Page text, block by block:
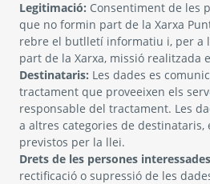
Legitimació: Consentiment de les
que no formin part de la Xarxa
rebre el butlletí informatiu i, per a
part de la Xarxa, missió realitzada
Destinataris: Les dades es
tractament que proveeixen els
responsable del tractament. Les
a altres categories de destinataris,
previstos per la llei.
Drets de les persones
rectificació o supressió de les